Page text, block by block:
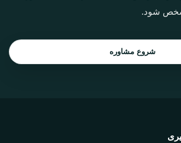
مشخص شود.
شروع مشاوره